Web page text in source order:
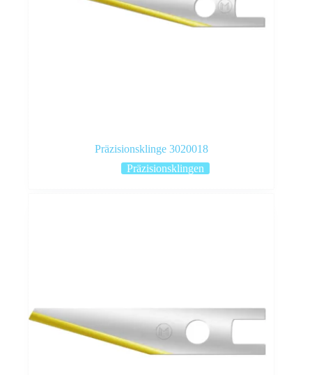
Präzisionsklinge 3020018
Präzisionsklingen